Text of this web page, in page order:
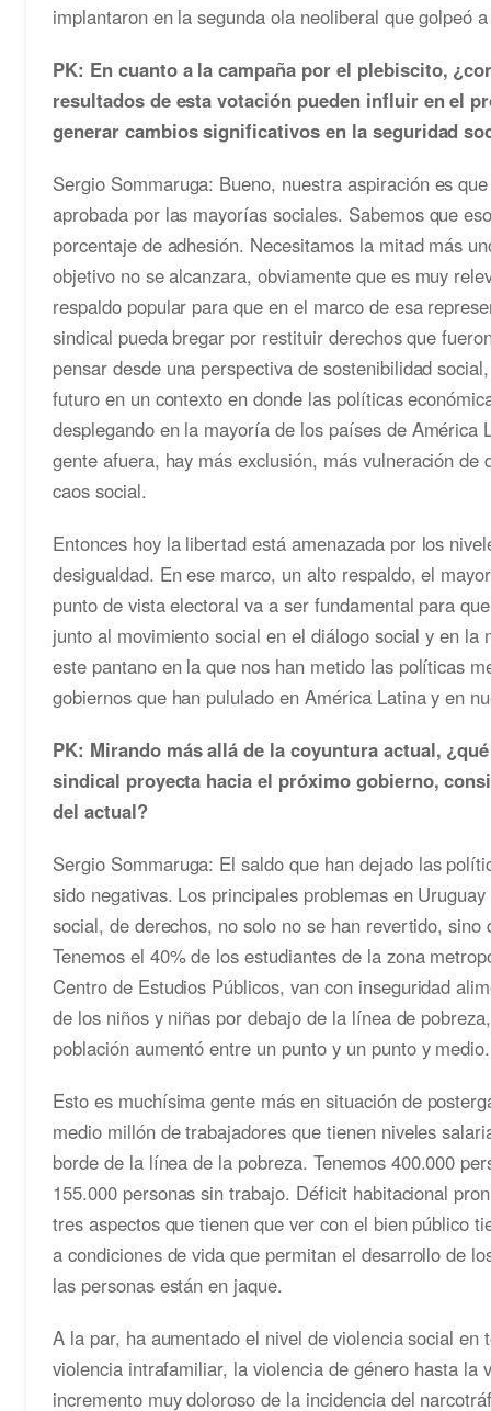
implantaron en la segunda ola neoliberal que golpeó
PK: En cuanto a la campaña por el plebiscito,
resultados de esta votación pueden influir en el
generar cambios significativos en la seguridad
Sergio Sommaruga: Bueno, nuestra aspiración es
aprobada por las mayorías sociales. Sabemos que
porcentaje de adhesión. Necesitamos la mitad más
objetivo no se alcanzara, obviamente que es muy
respaldo popular para que en el marco de esa
sindical pueda bregar por restituir derechos que
pensar desde una perspectiva de sostenibilidad
futuro en un contexto en donde las políticas
desplegando en la mayoría de los países de América
gente afuera, hay más exclusión, más vulneración de
caos social.
Entonces hoy la libertad está amenazada por los
desigualdad. En ese marco, un alto respaldo, el
punto de vista electoral va a ser fundamental para
junto al movimiento social en el diálogo social y en la
este pantano en la que nos han metido las políticas
gobiernos que han pululado en América Latina y en
PK: Mirando más allá de la coyuntura actual,
sindical proyecta hacia el próximo gobierno,
del actual?
Sergio Sommaruga: El saldo que han dejado las
sido negativas. Los principales problemas en
social, de derechos, no solo no se han revertido, sino
Tenemos el 40% de los estudiantes de la zona
Centro de Estudios Públicos, van con inseguridad
de los niños y niñas por debajo de la línea de
población aumentó entre un punto y un punto y
Esto es muchísima gente más en situación de
medio millón de trabajadores que tienen niveles
borde de la línea de la pobreza. Tenemos 400.000
155.000 personas sin trabajo. Déficit habitacional
tres aspectos que tienen que ver con el bien público
a condiciones de vida que permitan el desarrollo de
las personas están en jaque.
A la par, ha aumentado el nivel de violencia social en
violencia intrafamiliar, la violencia de género hasta la
incremento muy doloroso de la incidencia del